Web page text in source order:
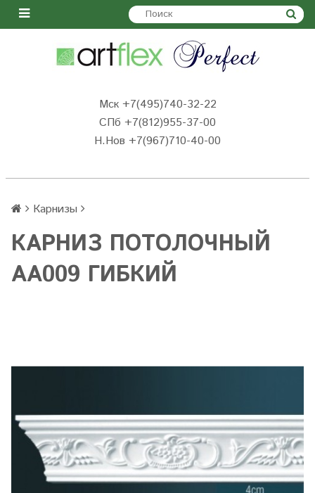
Мск +7(495)740-32-22
СПб +7(812)955-37-00
Н.Нов +7(967)710-40-00
Карнизы
КАРНИЗ ПОТОЛОЧНЫЙ
AA009 ГИБКИЙ